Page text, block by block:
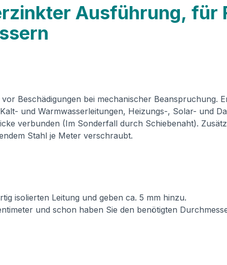
Ausführung, für
Beschädigungen bei mechanischer Beanspruchung.
und Warmwasserleitungen, Heizungs-, Solar- und
verbunden (Im Sonderfall durch Schiebenaht).
Stahl je Meter verschraubt.
isolierten Leitung und geben ca. 5 mm hinzu.
und schon haben Sie den benötigten